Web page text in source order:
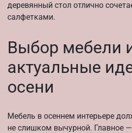
деревянный стол отлично
салфетками.
Выбор мебели
актуальные
осени
Мебель в осеннем интерьере
не слишком вычурной. Главное